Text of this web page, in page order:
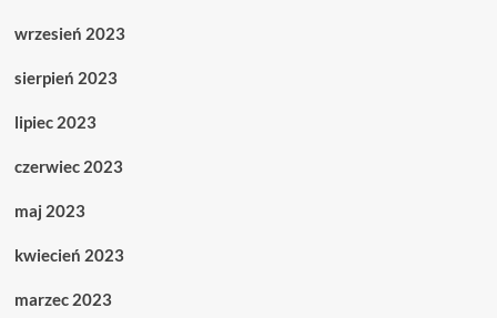
wrzesień 2023
sierpień 2023
lipiec 2023
czerwiec 2023
maj 2023
kwiecień 2023
marzec 2023